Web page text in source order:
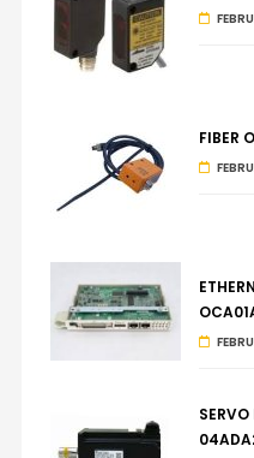
FIBER